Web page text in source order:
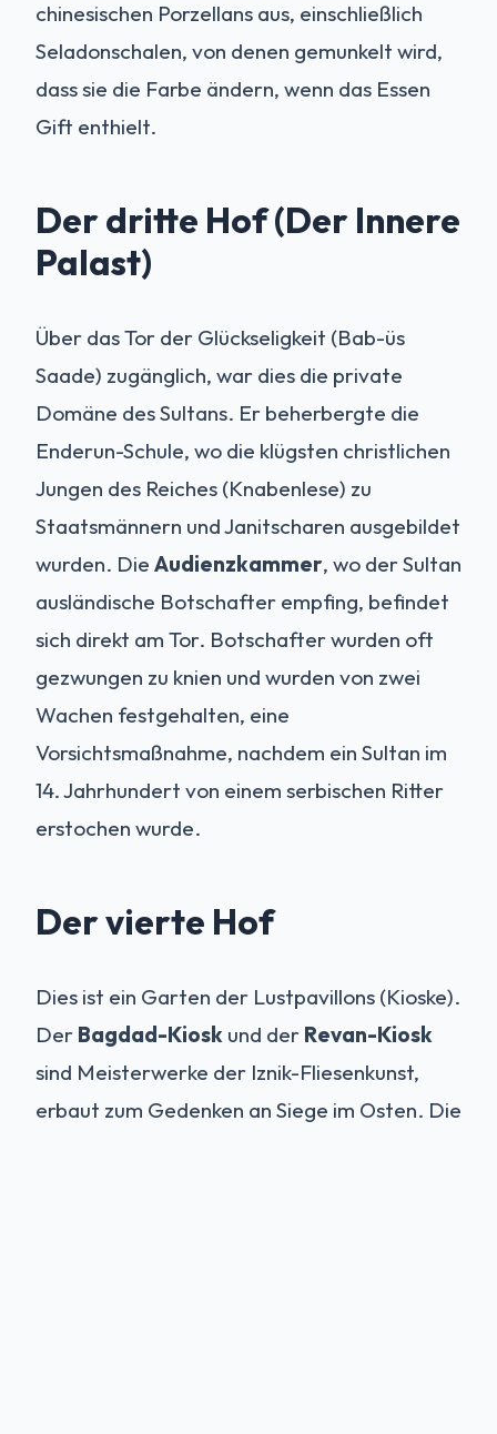
chinesischen Porzellans aus, einschließlich
Seladonschalen, von denen gemunkelt wird,
dass sie die Farbe ändern, wenn das Essen
Gift enthielt.
Der dritte Hof (Der Innere
Palast)
Über das Tor der Glückseligkeit (Bab-üs
Saade) zugänglich, war dies die private
Domäne des Sultans. Er beherbergte die
Enderun-Schule, wo die klügsten christlichen
Jungen des Reiches (Knabenlese) zu
Staatsmännern und Janitscharen ausgebildet
wurden. Die Audienzkammer, wo der Sultan
ausländische Botschafter empfing, befindet
sich direkt am Tor. Botschafter wurden oft
gezwungen zu knien und wurden von zwei
Wachen festgehalten, eine
Vorsichtsmaßnahme, nachdem ein Sultan im
14. Jahrhundert von einem serbischen Ritter
erstochen wurde.
Der vierte Hof
Dies ist ein Garten der Lustpavillons (Kioske).
Der Bagdad-Kiosk und der Revan-Kiosk
sind Meisterwerke der Iznik-Fliesenkunst,
erbaut zum Gedenken an Siege im Osten. Die